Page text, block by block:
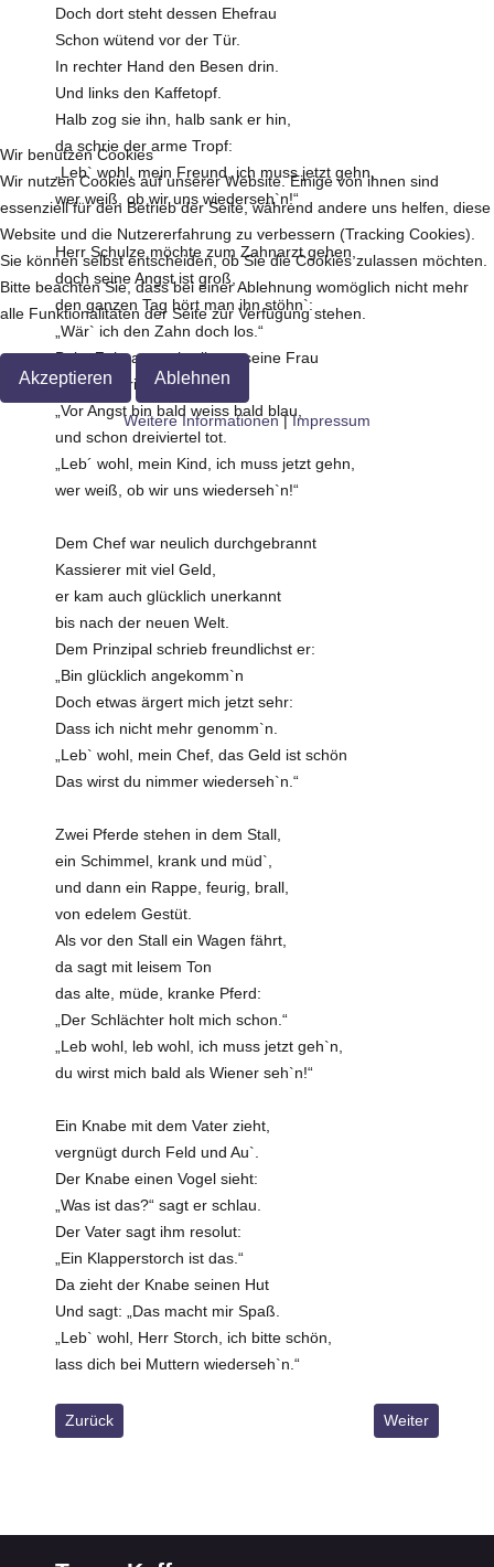
Doch dort steht dessen Ehefrau
Schon wütend vor der Tür.
In rechter Hand den Besen drin.
Und links den Kaffetopf.
Halb zog sie ihn, halb sank er hin,
da schrie der arme Tropf:
„Leb` wohl, mein Freund, ich muss jetzt gehn,
wer weiß, ob wir uns wiederseh`n!“
Herr Schulze möchte zum Zahnarzt gehen,
doch seine Angst ist groß,
den ganzen Tag hört man ihn stöhn`:
„Wär` ich den Zahn doch los.“
Beim Zahnarzt schreibt an seine Frau
Er einen Brief voll Not:
„Vor Angst bin bald weiss bald blau,
und schon dreiviertel tot.
„Leb´ wohl, mein Kind, ich muss jetzt gehn,
wer weiß, ob wir uns wiederseh`n!“
Dem Chef war neulich durchgebrannt
Kassierer mit viel Geld,
er kam auch glücklich unerkannt
bis nach der neuen Welt.
Dem Prinzipal schrieb freundlichst er:
„Bin glücklich angekomm`n
Doch etwas ärgert mich jetzt sehr:
Dass ich nicht mehr genomm`n.
„Leb` wohl, mein Chef, das Geld ist schön
Das wirst du nimmer wiederseh`n.“
Zwei Pferde stehen in dem Stall,
ein Schimmel, krank und müd`,
und dann ein Rappe, feurig, brall,
von edelem Gestüt.
Als vor den Stall ein Wagen fährt,
da sagt mit leisem Ton
das alte, müde, kranke Pferd:
„Der Schlächter holt mich schon.“
„Leb wohl, leb wohl, ich muss jetzt geh`n,
du wirst mich bald als Wiener seh`n!“
Ein Knabe mit dem Vater zieht,
vergnügt durch Feld und Au`.
Der Knabe einen Vogel sieht:
„Was ist das?“ sagt er schlau.
Der Vater sagt ihm resolut:
„Ein Klapperstorch ist das.“
Da zieht der Knabe seinen Hut
Und sagt: „Das macht mir Spaß.
„Leb` wohl, Herr Storch, ich bitte schön,
lass dich bei Muttern wiederseh`n.“
Vorheriger Beitrag: Laßt sie hungern
Zurück Nächster
Weiter
Wir benutzen Cookies
Wir nutzen Cookies auf unserer Website. Einige von ihnen sind
essenziell für den Betrieb der Seite, während andere uns helfen, diese
Website und die Nutzererfahrung zu verbessern (Tracking Cookies).
Sie können selbst entscheiden, ob Sie die Cookies zulassen möchten.
Bitte beachten Sie, dass bei einer Ablehnung womöglich nicht mehr
alle Funktionalitäten der Seite zur Verfügung stehen.
Akzeptieren Ablehnen
Weitere Informationen|Impressum